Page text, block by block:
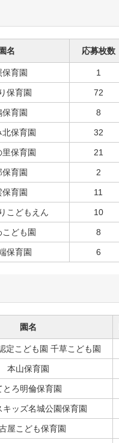
園名 応募枚数
保育園 1
保育園 72
保育園 8
保育園 32
保育園 21
保育園 2
保育園 11
こどもえん 10
ども園 8
保育園 6
園名
定こども園 千草こども園
本山保育園
とろ明倫保育園
キッズ名城公園保育園
屋こども保育園